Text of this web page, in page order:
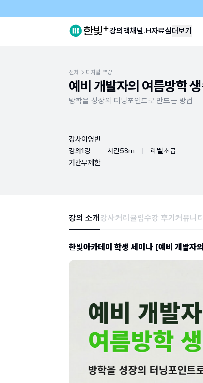
강의책채널.H자료실더보기
전체 디지털 역량
예비 개발자의 여름방학 생
방학을 성장의 터닝포인트로 만드는 방법
강사이영빈
강의1강 시간58m 레벨초급
기간무제한
강의 소개 강사커리큘럼수강 후기 커뮤니티
한빛아카데미 학생 세미나 [예비 개발자